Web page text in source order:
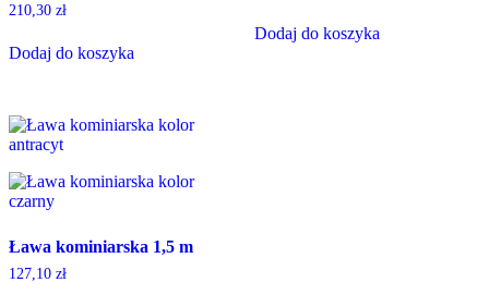
210,30 zł
Dodaj do koszyka
Dodaj do koszyka
Ława kominiarska 1,5 m
127,10 zł